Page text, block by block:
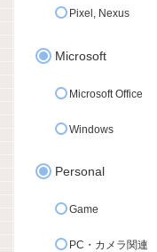
Pixel, Nexus
Microsoft
Microsoft Office
Windows
Personal
Game
PC・カメラ関連